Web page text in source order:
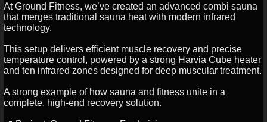
At Ground Fitness, we’ve created an advanced combi sauna
that merges traditional sauna heat with modern infrared
technology.
This setup delivers efficient muscle recovery and precise
temperature control, powered by a strong Harvia Cube heater
and ten infrared zones designed for deep muscular treatment.
A strong example of how sauna and fitness unite in a
complete, high-end recovery solution.